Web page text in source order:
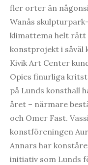
fler orter än
Wanås
klimattema helt rätt
konstprojekt i såväl
Kivik Art Center
Opies finurliga
på Lunds konsthall
året – närmare
och Omer Fast.
konstföreningen
Annars har
initiativ som Lunds